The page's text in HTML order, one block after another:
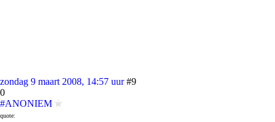
zondag 9 maart 2008, 14:57 uur #9
0
#ANONIEM
quote: